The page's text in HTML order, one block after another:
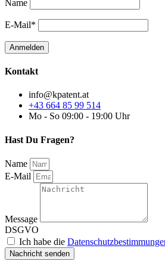
Name
E-Mail*
Kontakt
info@kpatent.at
+43 664 85 99 514
Mo - So 09:00 - 19:00 Uhr
Hast Du Fragen?
Name
E-Mail
Message
DSGVO
Ich habe die
Nachricht senden